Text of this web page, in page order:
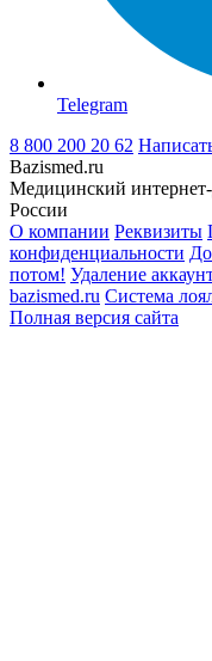
Telegram
8 800 200 20 62
Bazismed.ru
Медицинский интернет-
России
О компании Реквизиты
конфиденциальности
потом! Удаление
bazismed.ru Система
Полная версия сайта